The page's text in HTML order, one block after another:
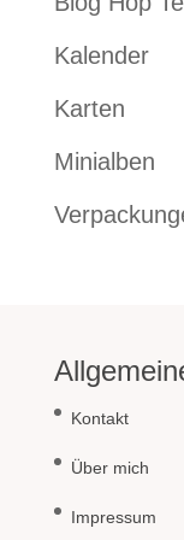
Kalender
Karten
Minialben
Kontakt
Über mich
Impressum